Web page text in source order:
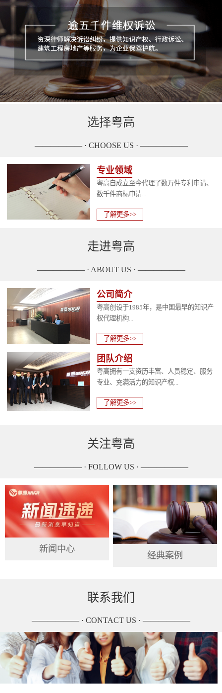
选择粤高
—————— · CHOOSE US · ——————
专业领域
粤高自成立至今代理了数万件专利申请、
数千件商标申请...
了解更多>>
走进粤高
—————— · ABOUT US · ——————
公司简介
粤高创设于1985年，是中国最早的知识产
权代理机构...
了解更多>>
团队介绍
粤高拥有一支资历丰富、人员稳定、服务
专业、充满活力的知识产权...
了解更多>>
关注粤高
—————— · FOLLOW US · ——————
新闻中心
经典案例
联系我们
—————— · CONTACT US · ——————